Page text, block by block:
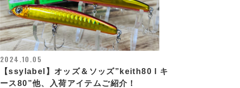
2024.10.05
【ssylabel】オッズ＆ソッズ”keith80 l キ
ース80”他、入荷アイテムご紹介！